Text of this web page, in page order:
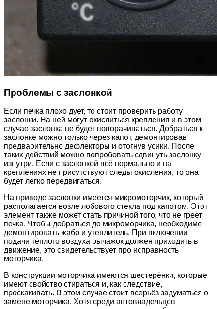
Проблемы с заслонкой
Если печка плохо дует, то стоит проверить работу
заслонки. На ней могут окислиться крепления и в этом
случае заслонка не будет поворачиваться. Добраться к
заслонке можно только через капот, демонтировав
предварительно дефлекторы и отогнув усики. После
таких действий можно попробовать сдвинуть заслонку
изнутри. Если с заслонкой всё нормально и на
креплениях не присутствуют следы окисления, то она
будет легко передвигаться.
На приводе заслонки имеется микромоторчик, который
располагается возле лобового стекла под капотом. Этот
элемент также может стать причиной того, что не греет
печка. Чтобы добраться до микроморчика, необходимо
демонтировать жабо и утеплитель. При включении
подачи тёплого воздуха рычажок должен приходить в
движение, это свидетельствует про исправность
моторчика.
В конструкции моторчика имеются шестерёнки, которые
имеют свойство стираться и, как следствие,
проскакивать. В этом случае стоит всерьёз задуматься о
замене моторчика. Хотя среди автовладельцев